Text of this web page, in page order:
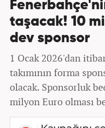
taşacak! 10
dev sponsor
1 Ocak 2026'dan
takımının forma
olacak. Sponsorluk
milyon Euro olması